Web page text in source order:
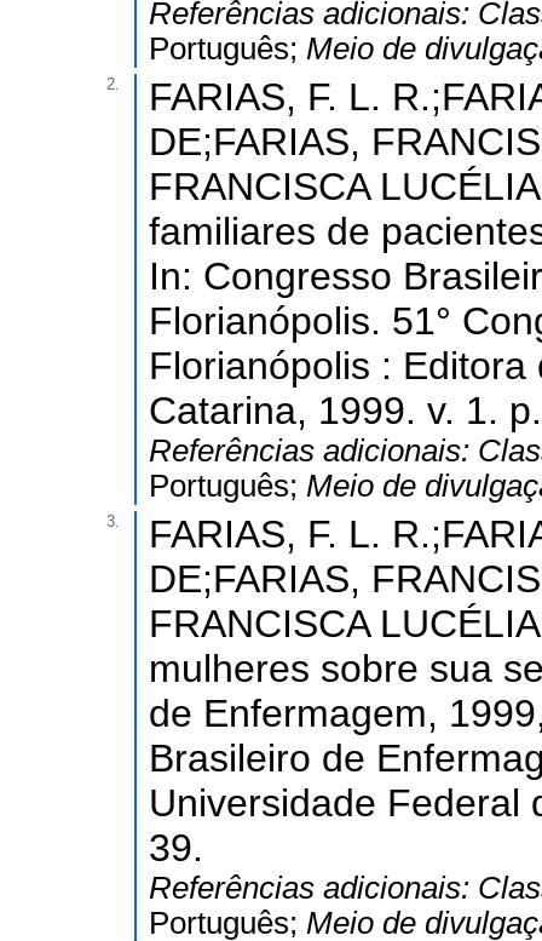
Referências adicionais:
Português; Meio de
2.
FARIAS, F. L.
DE;FARIAS,
FRANCISCA
familiares de
In: Congresso
Florianópolis. 51°
Florianópolis :
Catarina, 1999. v. 1.
Referências adicionais:
Português; Meio de
3.
FARIAS, F. L.
DE;FARIAS,
FRANCISCA
mulheres sobre sua
de Enfermagem,
Brasileiro de
Universidade Federal
39.
Referências adicionais:
Português; Meio de